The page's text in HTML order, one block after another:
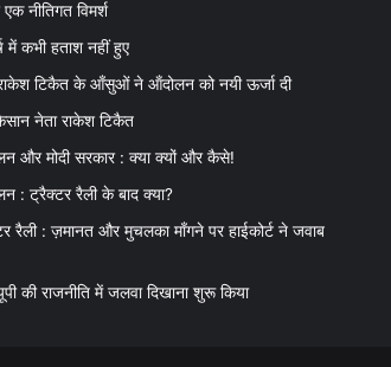
एक नीतिगत विमर्श
में कभी हताश नहीं हुए
टिकैत के आँसुओं ने ऑंदोलन को नयी ऊर्जा दी
नेता राकेश टिकैत
और मोदी सरकार : क्या क्यों और कैसे!
: ट्रैक्टर रैली के बाद क्या?
रैली : ज़मानत और मुचलका माँगने पर हाईकोर्ट ने जवाब
की राजनीति में जलवा दिखाना शुरू किया